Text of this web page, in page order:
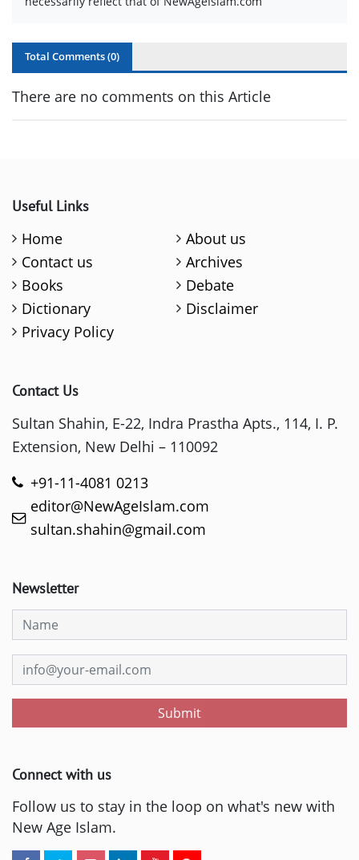
Total Comments (0)
There are no comments on this Article
Useful Links
Home
About us
Contact us
Archives
Books
Debate
Dictionary
Disclaimer
Privacy Policy
Contact Us
Sultan Shahin, E-22, Indra Prastha Apts., 114, I. P.
Extension, New Delhi – 110092
+91-11-4081 0213
editor@NewAgeIslam.com
sultan.shahin@gmail.com
Newsletter
Submit
Connect with us
Follow us to stay in the loop on what's new with
New Age Islam.